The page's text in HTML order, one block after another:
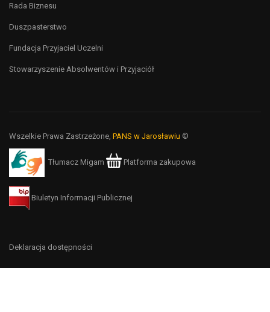
Rada Biznesu
Duszpasterstwo
Fundacja Przyjaciel Uczelni
Stowarzyszenie Absolwentów i Przyjaciół
Wszelkie Prawa Zastrzeżone, PANS w Jarosławiu ©
Tłumacz Migam Platforma zakupowa
Biuletyn Informacji Publicznej
Deklaracja dostępności